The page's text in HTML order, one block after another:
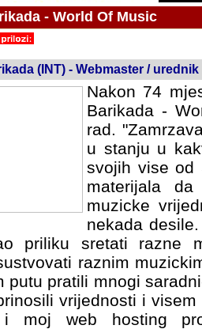
- World Of Music
(INT) - Webmaster / urednik
Nakon 74
Barikada -
rad.
u stanju u
svojih vise od
materijala
muzicke
nekada
priliku sretati razne
raznim
putu pratili mnogi
vrijednosti i
moj web hosting